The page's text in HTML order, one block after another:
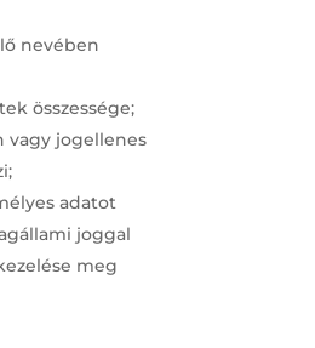
nevében
összessége;
vagy jogellenes
adatot
joggal
meg